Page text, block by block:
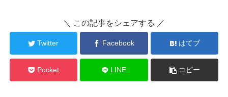
＼ この記事をシェアする ／
Twitter Facebook はてブ
Pocket LINE コピー